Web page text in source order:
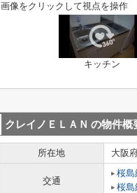
画像をクリックして視点を操作
キッチン
クレイノＥＬＡＮ の物件概
所在地 大阪
交通
桜島
桜島